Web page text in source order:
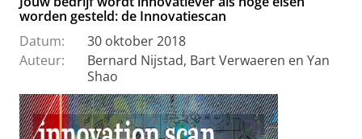
worden gesteld: de Innovatiescan
Datum:
30 oktober 2018
Auteur:
Bernard Nijstad, Bart Verwaeren en Yan
Shao